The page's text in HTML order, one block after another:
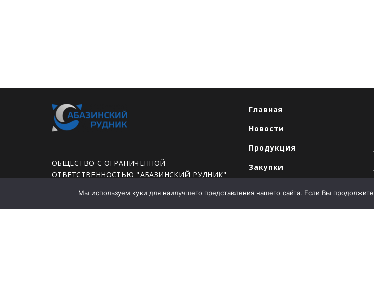
ОБЩЕСТВО С ОГРАНИЧЕННОЙ
ОТВЕТСТВЕННОСТЬЮ "АБАЗИНСКИЙ РУДНИК"
ЮРИДИЧЕСКИЙ АДРЕС: 655750, ХАКАСИЯ
РЕСПУБЛИКА, ГОРОД АБАЗА, УЛИЦА ЛЕНИНА,
Главная
Новости
Продукция
Закупки
Мы используем куки для наилучшего представления нашего сайта. Если Вы продолжите